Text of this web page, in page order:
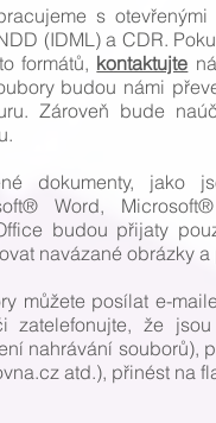
s
(IDML) a CDR.
formátů, kontaktujte
budou námi
Zároveň bude
dokumenty, jako
Word,
budou přijaty
navázané obrázky a
můžete posílat e-
zatelefonujte, že
nahrávání souborů),
atd.), přinést na